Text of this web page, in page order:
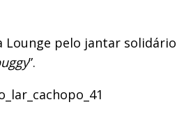
pelo jantar
”.